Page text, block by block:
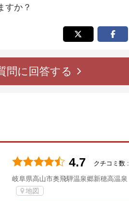
すか？
問に回答する
4.7 クチコミ数 :
岐阜県高山市奥飛騨温泉郷新穂高温泉
地図